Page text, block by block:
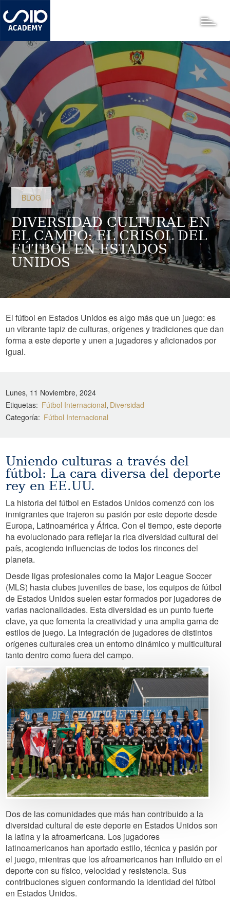
al
contenido
BLOG
DIVERSIDAD CULTURAL EN
EL CAMPO: EL CRISOL DEL
FÚTBOL EN ESTADOS
UNIDOS
El fútbol en Estados Unidos es algo más que un juego: es
un vibrante tapiz de culturas, orígenes y tradiciones que dan
forma a este deporte y unen a jugadores y aficionados por
igual.
Lunes, 11 Noviembre, 2024
Etiquetas Fútbol Internacional Diversidad
Categoría Fútbol Internacional
Uniendo culturas a través del
fútbol: La cara diversa del deporte
rey en EE.UU.
La historia del fútbol en Estados Unidos comenzó con los
inmigrantes que trajeron su pasión por este deporte desde
Europa, Latinoamérica y África. Con el tiempo, este deporte
ha evolucionado para reflejar la rica diversidad cultural del
país, acogiendo influencias de todos los rincones del
planeta.
Desde ligas profesionales como la Major League Soccer
(MLS) hasta clubes juveniles de base, los equipos de fútbol
de Estados Unidos suelen estar formados por jugadores de
varias nacionalidades. Esta diversidad es un punto fuerte
clave, ya que fomenta la creatividad y una amplia gama de
estilos de juego. La integración de jugadores de distintos
orígenes culturales crea un entorno dinámico y multicultural
tanto dentro como fuera del campo.
Image
Dos de las comunidades que más han contribuido a la
diversidad cultural de este deporte en Estados Unidos son
la latina y la afroamericana. Los jugadores
latinoamericanos han aportado estilo, técnica y pasión por
el juego, mientras que los afroamericanos han influido en el
deporte con su físico, velocidad y resistencia. Sus
contribuciones siguen conformando la identidad del fútbol
en Estados Unidos.